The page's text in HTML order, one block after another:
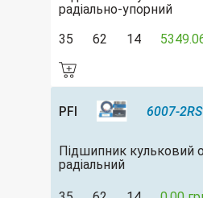
радіально-упорний
35
62 14
PFI 6007-
Підшипник кульковий
радіальний